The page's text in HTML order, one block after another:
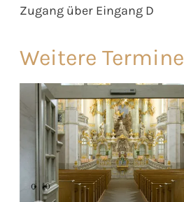
Zugang über Eingang D
Weitere Termine